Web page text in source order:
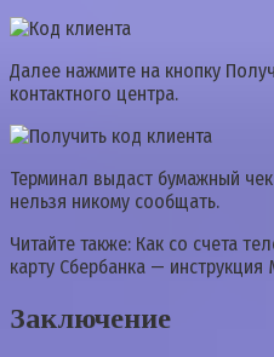
Далее нажмите на кнопку
контактного центра.
Терминал выдаст бумажный
нельзя никому сообщать.
Читайте также: Как со счета
карту Сбербанка —
Заключение